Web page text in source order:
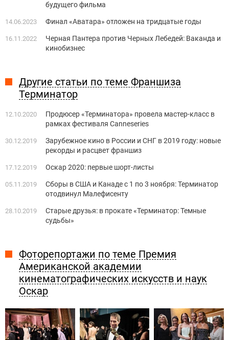
будущего фильма
14.06.2023 Финал «Аватара» отложен на тридцатые годы
16.11.2022
Черная Пантера против Черных Лебедей: Ваканда и
кинобизнес
Другие статьи по теме Франшиза
Терминатор
12.10.2020
Продюсер «Терминатора» провела мастер-класс в
рамках фестиваля Canneseries
30.12.2019
Зарубежное кино в России и СНГ в 2019 году: новые
рекорды и расцвет франшиз
17.12.2019 Оскар 2020: первые шорт-листы
05.11.2019
Сборы в США и Канаде с 1 по 3 ноября: Терминатор
отодвинул Малефисенту
28.10.2019
Старые друзья: в прокате «Терминатор: Темные
судьбы»
Фоторепортажи по теме Премия
Американской академии
кинематографических искусств и наук
Оскар